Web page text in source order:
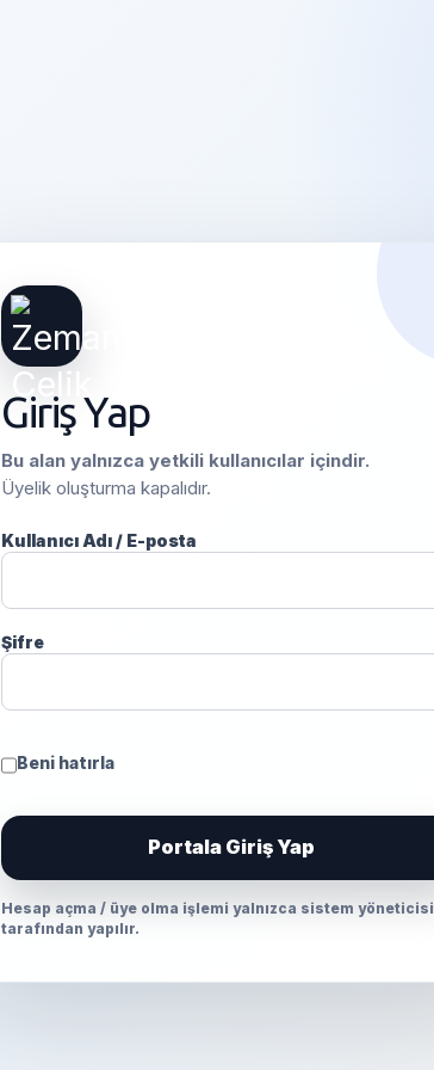
Giriş Yap
Bu alan yalnızca yetkili kullanıcılar içindir.
Üyelik oluşturma kapalıdır.
Kullanıcı Adı / E-posta
Şifre
Beni hatırla
Portala Giriş Yap
Hesap açma / üye olma işlemi yalnızca sistem yöneticisi
tarafından yapılır.